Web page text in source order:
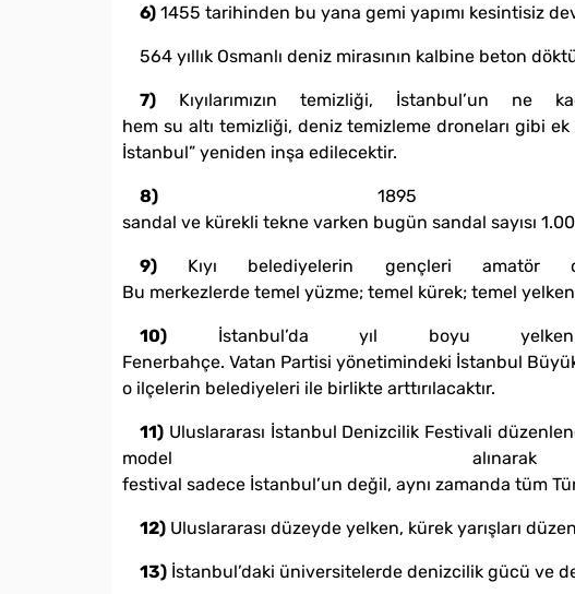
6) 1455 tarihinden bu yana gemi yapımı kesintisiz
564 yıllık Osmanlı deniz mirasının kalbine beton
7) Kıyılarımızın temizliği, İstanbul’un
hem su altı temizliği, deniz temizleme droneları gibi
İstanbul” yeniden inşa edilecektir.
8) 1895
sandal ve kürekli tekne varken bugün sandal sayısı
9) Kıyı belediyelerin gençleri amatör
Bu merkezlerde temel yüzme; temel kürek; temel
10) İstanbul’da yıl boyu
Fenerbahçe. Vatan Partisi yönetimindeki İstanbul
o ilçelerin belediyeleri ile birlikte arttırılacaktır.
11) Uluslararası İstanbul Denizcilik Festivali
model
festival sadece İstanbul’un değil, aynı zamanda tüm
12) Uluslararası düzeyde yelken, kürek yarışları
13) İstanbul’daki üniversitelerde denizcilik gücü ve